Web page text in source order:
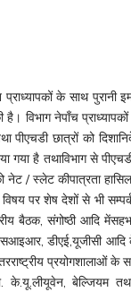
प्राध्यापकों के साथ
है। विभाग नेपाँच
पीएचडी छात्रों को
गया है तथाविभाग से
नेट / स्लेट कीपात्रता
पर शेष देशों से भी
बैठक, संगोष्ठी आदि
डीएई,यूजीसी
प्रयोगशालाओं
के.यू.लीयूवेन, बेल्जियम